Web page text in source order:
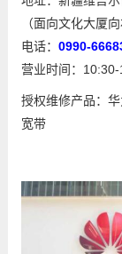
（面向文化大厦
电话： 0990-
营业时间：
授权维修产品：
宽带